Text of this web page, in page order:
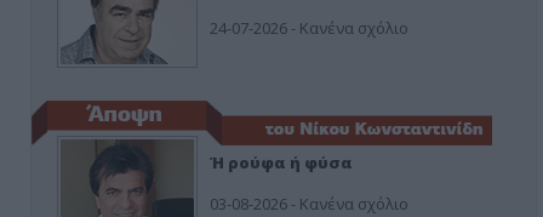
24-07-2026 - Κανένα σχόλιο
Ή ρούφα ή φύσα
03-08-2026 - Κανένα σχόλιο